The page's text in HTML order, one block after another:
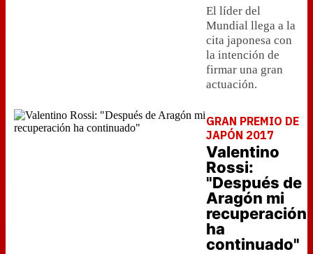
El líder del
Mundial llega a la
cita japonesa con
la intención de
firmar una gran
actuación.
GRAN PREMIO DE
JAPÓN 2017
Valentino
Rossi:
"Después de
Aragón mi
recuperación
ha
continuado"